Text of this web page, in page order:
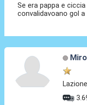
Se era pappa e
convalidavoano gol